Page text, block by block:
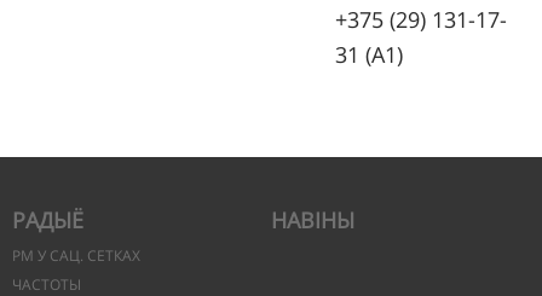
+375 (29) 131-17-
31 (A1)
РАДЫЁ
РМ У САЦ. СЕТКАХ
ЧАСТОТЫ
НАВІНЫ